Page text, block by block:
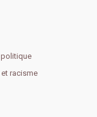
politique
racisme